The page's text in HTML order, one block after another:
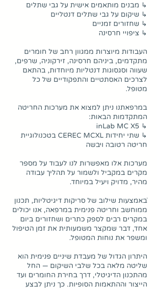
↳ מבנים מותאמים אישית על גבי שתלים
↳ שיקום על גבי שתלים דנטליים
↳ שחזורים זמניים
↳ ציפויי חרסינה
העבודות מיוצרות ממגוון רחב של חומרים
מתקדמים, ביניהם חרסינה, זירקוניה, שרפים,
שעווה וסגסוגות דנטליות מיוחדות, בהתאם
לצרכים האסתטיים והתפקודיים של כל
מטופל.
במרפאתנו ניתן למצוא את מערכות החריטה
המתקדמות הבאות:
↳ inLab MC X5
↳ שתי יחידות CEREC MCXL בטכנולוגיית
חריטה רטובה ויבשה
מערכות אלו מאפשרות לנו לעבוד על מספר
מקרים במקביל ולשמור על תהליך עבודה
מהיר, מדויק ויעיל במיוחד.
ֿבאמצעות שילוב של סריקות דיגיטליות, תכנון
ממוחשב וחריטה פנימית במרפאה, אנו יכולים
במקרים רבים לספק כתרים ושחזורים ביום
אחד, דבר שמקצר משמעותית את זמן הטיפול
ומשפר את נוחות המטופל.
היתרון הגדול של מעבדת שיניים פנימית הוא
שליטה מלאה בכל שלבי השיקום — החל
מהתכנון הדיגיטלי, דרך בחירת החומרים ועד
הייצור וההתאמות הסופיות. כך ניתן לבצע